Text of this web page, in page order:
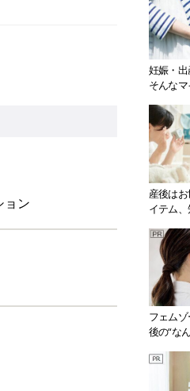
ョン
妊娠・出
そんな
産後は
イテム
フェム
後の“な